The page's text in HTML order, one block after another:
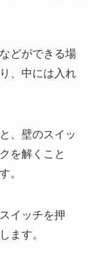
どができる場
、中には入れ
、壁のスイッ
を解くこと
。
イッチを押
ます。